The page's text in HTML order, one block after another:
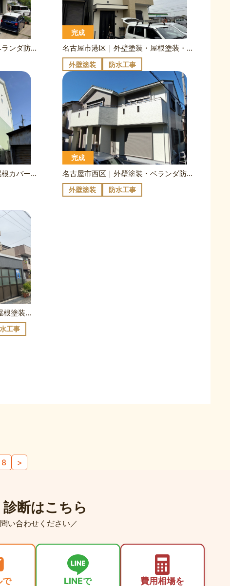
名古屋市西区｜外壁塗装・ベランダ防水｜S様邸
完成
名古屋市港区｜外壁塗装・屋根塗装・ベランダ防水｜N様邸
外壁塗装 防水工事
名古屋市西区｜外壁塗装・屋根カバー・ベランダ防水｜K様邸
完成
名古屋市西区｜外壁塗装・ベランダ防水｜H様邸
外壁塗装 防水工事
名古屋市西区 ｜外壁塗装・屋根塗装・各所防水・窓交換｜S様邸
工事
8 >
断はこちら
い合わせください／
で LINEで 費用相場を